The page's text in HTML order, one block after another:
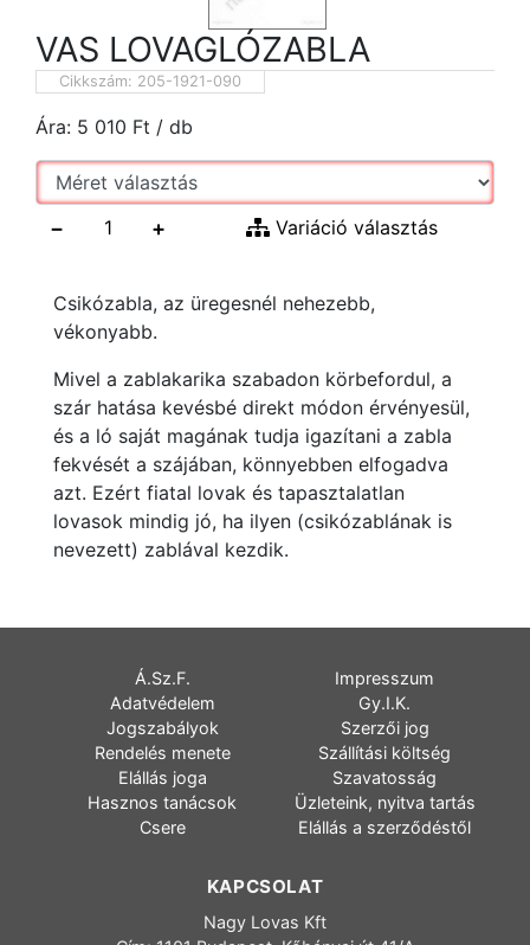
VAS LOVAGLÓZABLA
Cikkszám: 205-1921-090
Ára: 5 010 Ft / db
− + Variáció választás
Csikózabla, az üregesnél nehezebb,
vékonyabb.
Mivel a zablakarika szabadon körbefordul, a
szár hatása kevésbé direkt módon érvényesül,
és a ló saját magának tudja igazítani a zabla
fekvését a szájában, könnyebben elfogadva
azt. Ezért fiatal lovak és tapasztalatlan
lovasok mindig jó, ha ilyen (csikózablának is
nevezett) zablával kezdik.
Á.Sz.F.
Impresszum
Adatvédelem
Gy.I.K.
Jogszabályok
Szerzői jog
Rendelés menete
Szállítási költség
Elállás joga
Szavatosság
Hasznos tanácsok
Üzleteink, nyitva tartás
Csere
Elállás a szerződéstől
KAPCSOLAT
Nagy Lovas Kft